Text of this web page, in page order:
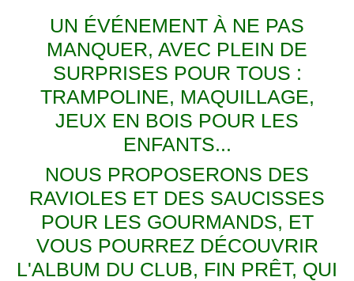
UN ÉVÉNEMENT À NE PAS
MANQUER, AVEC PLEIN DE
SURPRISES POUR TOUS :
TRAMPOLINE, MAQUILLAGE,
JEUX EN BOIS POUR LES
ENFANTS...
NOUS PROPOSERONS DES
RAVIOLES ET DES SAUCISSES
POUR LES GOURMANDS, ET
VOUS POURREZ DÉCOUVRIR
L'ALBUM DU CLUB, FIN PRÊT, QUI